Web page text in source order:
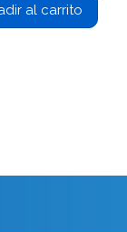
al carrito